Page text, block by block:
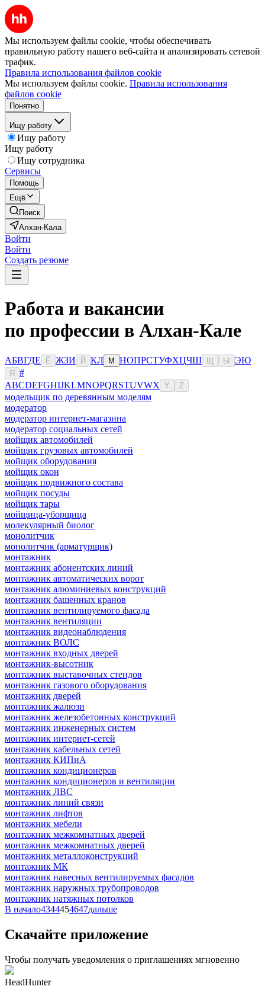
Мы используем файлы cookie, чтобы обеспечивать
правильную работу нашего веб-сайта и анализировать сетевой
трафик.
Правила использования файлов cookie
Мы используем файлы cookie. Правила использования
файлов cookie
Понятно
Ищу работу
Ищу работу
Ищу работу
Ищу сотрудника
Сервисы
Помощь
Ещё
Поиск
Алхан-Кала
Войти
Войти
Создать резюме
Работа и вакансии
по профессии в Алхан-Кале
АБВГДЕ Ё ЖЗИ Й КЛ М НОПРСТУФХЦЧШ Ы ЭЮ
Я
#
ABCDEFGHIJKLMNOPQRSTUVWX Y Z
модельщик по деревянным моделям
модератор
модератор интернет-магазина
модератор социальных сетей
мойщик автомобилей
мойщик грузовых автомобилей
мойщик оборудования
мойщик окон
мойщик подвижного состава
мойщик посуды
мойщик тары
мойщица-уборщица
молекулярный биолог
монолитчик
монолитчик (арматурщик)
монтажник
монтажник абонентских линий
монтажник автоматических ворот
монтажник алюминиевых конструкций
монтажник башенных кранов
монтажник вентилируемого фасада
монтажник вентиляции
монтажник видеонаблюдения
монтажник ВОЛС
монтажник входных дверей
монтажник-высотник
монтажник выставочных стендов
монтажник газового оборудования
монтажник дверей
монтажник жалюзи
монтажник железобетонных конструкций
монтажник инженерных систем
монтажник интернет-сетей
монтажник кабельных сетей
монтажник КИПиА
монтажник кондиционеров
монтажник кондиционеров и вентиляции
монтажник ЛВС
монтажник линий связи
монтажник лифтов
монтажник мебели
монтажник межкомнатных дверей
монтажник межкомнатных дверей
монтажник металлоконструкций
монтажник МК
монтажник навесных вентилируемых фасадов
монтажник наружных трубопроводов
монтажник натяжных потолков
В начало4344454647дальше
Скачайте приложение
Чтобы получать уведомления о приглашениях мгновенно
HeadHunter